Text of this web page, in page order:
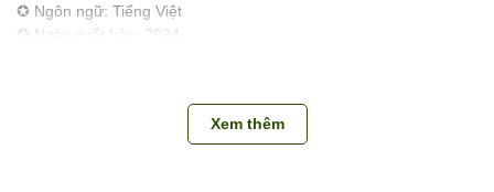
✪ Ngôn ngữ: Tiếng Việt
✪ Ngày xuất bản: 2024
-------------------------------------------------------------
#sach #sachhay #truyen #tho #truyentranh #sachhaychobe
Xem thêm